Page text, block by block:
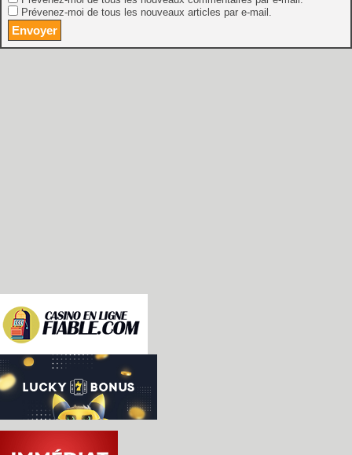
Prévenez-moi de tous les nouveaux articles par e-mail.